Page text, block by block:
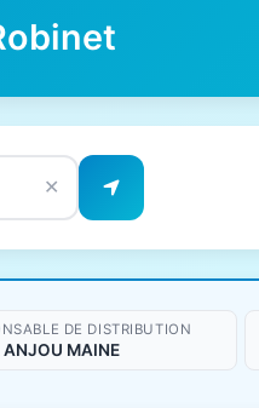
✕
DE DISTRIBUTION
ANJOU MAINE